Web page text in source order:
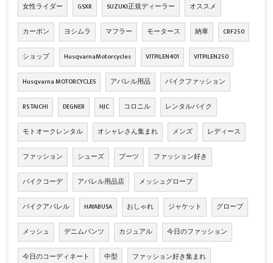
女性ライダー GSXR SUZUKI正規ディーラー オススメ
カーボン ヨシムラ マフラー モータース 納車 CRF250
ショップ HusqvarnaMotorcycles VITPILEN401 VITPILEN250
Husqvarna MOTORCYCLES アパレル用品 バイクファッション
RS TAICHI DEGNER HJC コロニル レンタルバイク
モトオークレンタル オシャレさん集まれ メンズ レディース
ファッション シューズ ブーツ ファッション好き
バイクコーデ アパレル用品店 メッシュグローブ
バイクアパレル HAYABUSA おしゃれ ジャケット グローブ
メッシュ デニムパンツ カジュアル 今日のファッション
今日のコーディネート 中型 ファッション好き集まれ